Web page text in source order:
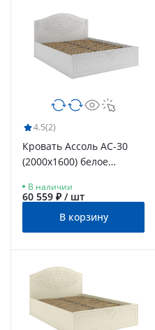
4.5(2)
Кровать Ассоль АС-30
(2000х1600) белое
В наличии
60 559 ₽ / шт
В корзину